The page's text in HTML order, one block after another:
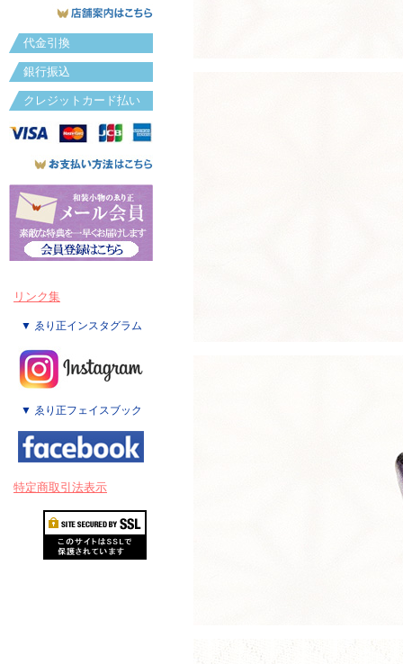
代金引換
銀行振込
クレジットカード払い
リンク集
▼ ゑり正インスタグラム
▼ ゑり正フェイスブック
特定商取引法表示